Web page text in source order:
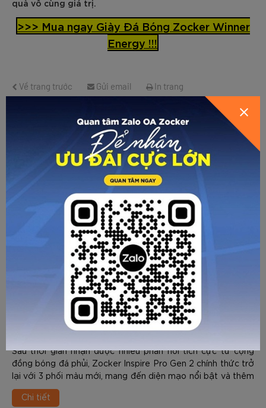
quà vô cùng giá trị.
>>> Mua ngay Giày Đá Bóng Zocker Winner
Energy !!!
Về trang trước Gửi email In trang
CÁC BÀI VIẾT KHÁC
Zocker Inspire Pro Gen 2 "Comeback" với 3 màu
mới cực hút mắt
Sau thời gian nhận được nhiều phản hồi tích cực từ cộng
đồng bóng đá phủi, Zocker Inspire Pro Gen 2 chính thức trở
lại với 3 phối màu mới, mang đến diện mạo nổi bật và thêm
nhiều lựa chọn cho những cầu thủ yêu thích phong cách thi
đấu cá tính.
Chi tiết